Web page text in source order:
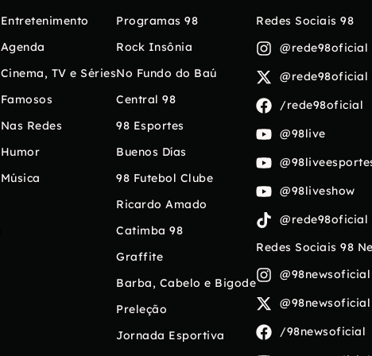
Entretenimento
Agenda
Cinema, TV e Séries
Famosos
Nas Redes
Humor
Música
Programas 98
Rock Insônia
No Fundo do Baú
Central 98
98 Esportes
Buenos Días
98 Futebol Clube
Ricardo Amado
Catimba 98
Graffite
Barba, Cabelo e Bigode
Preleção
Jornada Esportiva
Redes Sociais 98
@rede98oficial
@rede98oficial
/rede98oficial
@98live
@98liveshow
@rede98oficial
Redes Sociais 98
@98newsoficial
@98newsoficial
/98newsoficial